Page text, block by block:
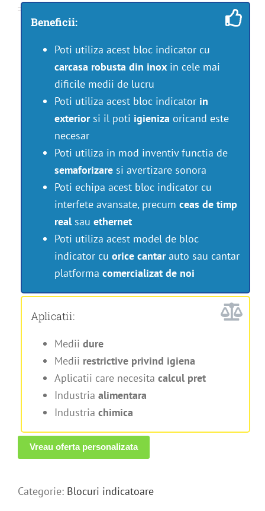
Beneficii:
Poti utiliza acest bloc indicator cu
carcasa robusta din inox in cele mai
dificile medii de lucru
Poti utiliza acest bloc indicator in
exteriorsi il poti igieniza oricand este
necesar
Poti utiliza in mod inventiv functia de
semaforizare si avertizare sonora
Poti echipa acest bloc indicator cu
interfete avansate, precum ceas de timp
realsau ethernet
Poti utiliza acest model de bloc
indicator cu orice cantarauto sau cantar
platforma comercializat de noi
Aplicatii:
Medii dure
Medii restrictive privind igiena
Aplicatii care necesita calcul pret
Industria alimentara
Industria chimica
Vreau oferta personalizata
Categorie: Blocuri indicatoare